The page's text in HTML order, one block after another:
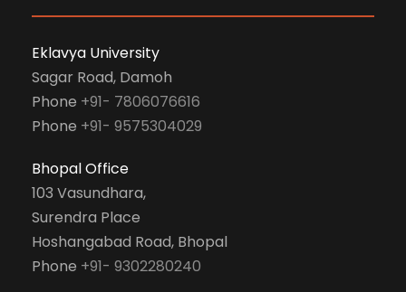
Eklavya University
Sagar Road, Damoh
Phone +91- 7806076616
Phone +91- 9575304029
Bhopal Office
103 Vasundhara,
Surendra Place
Hoshangabad Road, Bhopal
Phone +91- 9302280240